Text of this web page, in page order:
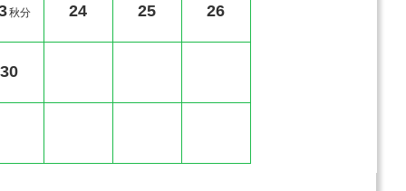
秋分 24 25 26
30